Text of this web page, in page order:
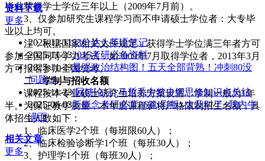
毕业获得学士学位三年以上（2009年7月前）。
3、仅参加研究生课程学习而不申请硕士学位者：大专毕
业以上均可。
注：根据国家相关文件规定，获得学士学位满三年者方可
参加全国同等学力考试，如2009年7月取得学位者，2013年3月
方可报名参加全国统考。
二．学制与招收名额
课程按本专业硕士研究生培养方案设置，学制一般为1年
半。为保证教学质量，本年度课程班将严格限制招生名额，具
体招生人数如下：
1、临床医学2个班（每班限60人）；
2、临床检验诊断学1个班（每班30人）；
3、护理学1个班（每班30人）；
资料下载
更多
2025-12-1193分达人英语笔记
2025-11-232015考研必备资料
2025-11-23最强政治结构图！五天全部背熟！冲刺80没
问题！
2025-11-23[回馈论坛] 马哲毛中特史纲思修知识点总结
2025-06-03新概念考研必背36篇(彩版)-太及时了~我内牛
满面
相关文章
更多